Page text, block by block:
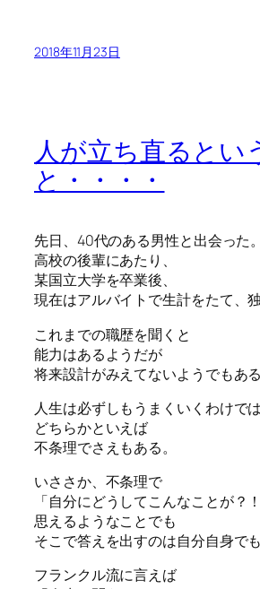
2018年11月23日
人が立ち直るとい
と・・・・
先日、40代のある男性と出会った。
高校の後輩にあたり、
某国立大学を卒業後、
現在はアルバイトで生計をたて、独
これまでの職歴を聞くと
能力はあるようだが
将来設計がみえてないようでもある
人生は必ずしもうまくいくわけでは
どちらかといえば
不条理でさえもある。
いささか、不条理で
「自分にどうしてこんなことが？
思えるようなことでも
そこで答えを出すのは自分自身でも
フランクル流に言えば